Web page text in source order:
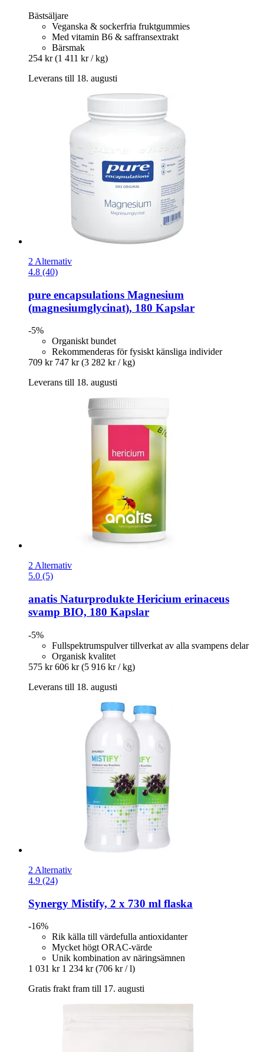
Bästsäljare
Veganska & sockerfria fruktgummies
Med vitamin B6 & saffransextrakt
Bärsmak
254 kr (1 411 kr / kg)
Leverans till 18. augusti
2 Alternativ
4.8 (40)
pure encapsulations Magnesium
(magnesiumglycinat), 180 Kapslar
-5%
Organiskt bundet
Rekommenderas för fysiskt känsliga individer
709 kr 747 kr (3 282 kr / kg)
Leverans till 18. augusti
2 Alternativ
5.0 (5)
anatis Naturprodukte Hericium erinaceus
svamp BIO, 180 Kapslar
-5%
Fullspektrumspulver tillverkat av alla svampens delar
Organisk kvalitet
575 kr 606 kr (5 916 kr / kg)
Leverans till 18. augusti
2 Alternativ
4.9 (24)
Synergy Mistify, 2 x 730 ml flaska
-16%
Rik källa till värdefulla antioxidanter
Mycket högt ORAC-värde
Unik kombination av näringsämnen
1 031 kr 1 234 kr (706 kr / l)
Gratis frakt fram till 17. augusti